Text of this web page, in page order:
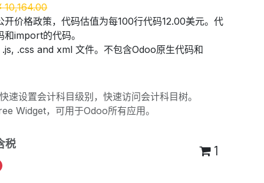
10,164.00
价格政策，代码估值为每100行代码12.00美元。代
import的代码。
.css and xml 文件。不包含Odoo原生代码和
速设置会计科目级别，快速访问会计科目树。
Widget，可用于Odoo所有应用。
税 1